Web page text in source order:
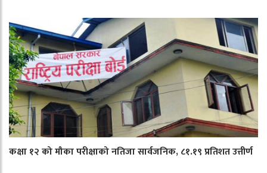
कक्षा १२ को मौका परीक्षाको नतिजा सार्वजनिक, ८१.१९ प्रतिशत उत्तीर्ण